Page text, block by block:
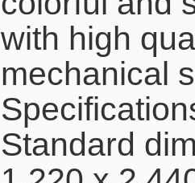
with high
mechanical
Standard